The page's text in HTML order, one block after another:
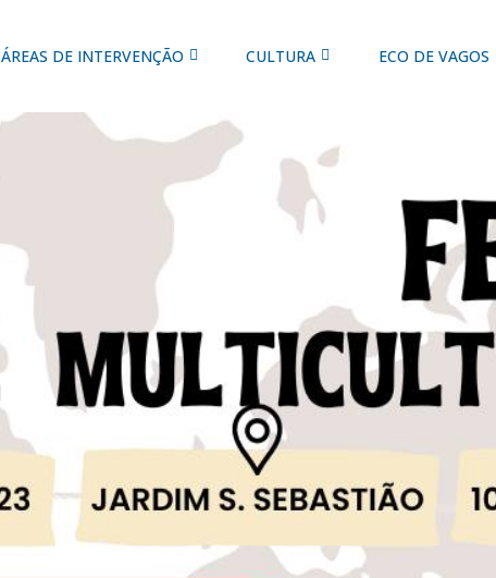
ÁREAS DE INTERVENÇÃO CULTURA ECO DE VAGOS